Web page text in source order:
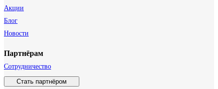
Акции
Блог
Новости
Партнёрам
Сотрудничество
Стать партнёром